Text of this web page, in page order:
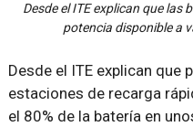
Desde el ITE explican que
potencia disponible a
Desde el ITE explican que
estaciones de recarga
el 80% de la batería en